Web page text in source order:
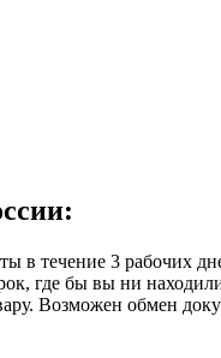
в течение 3 рабочих
где бы вы ни
Возможен обмен